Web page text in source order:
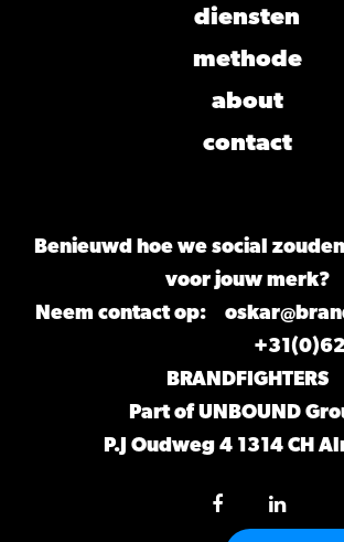
diensten
methode
about
contact
Benieuwd hoe we social
voor jouw merk?
Neem contact op:
BRANDFIGHTERS
Part of UNBOUND
P.J Oudweg 4 1314 CH